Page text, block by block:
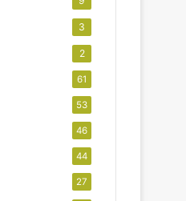
3
2
61
53
46
44
27